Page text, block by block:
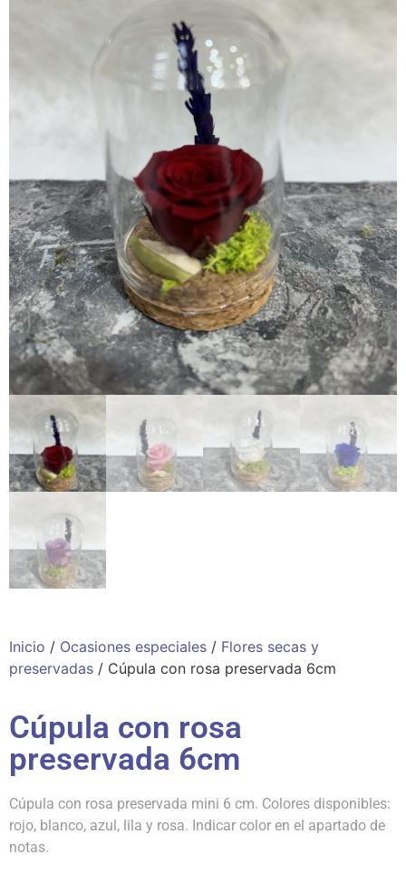
Inicio / Ocasiones especiales / Flores secas y
preservadas / Cúpula con rosa preservada 6cm
Cúpula con rosa
preservada 6cm
Cúpula con rosa preservada mini 6 cm. Colores disponibles:
rojo, blanco, azul, lila y rosa. Indicar color en el apartado de
notas.